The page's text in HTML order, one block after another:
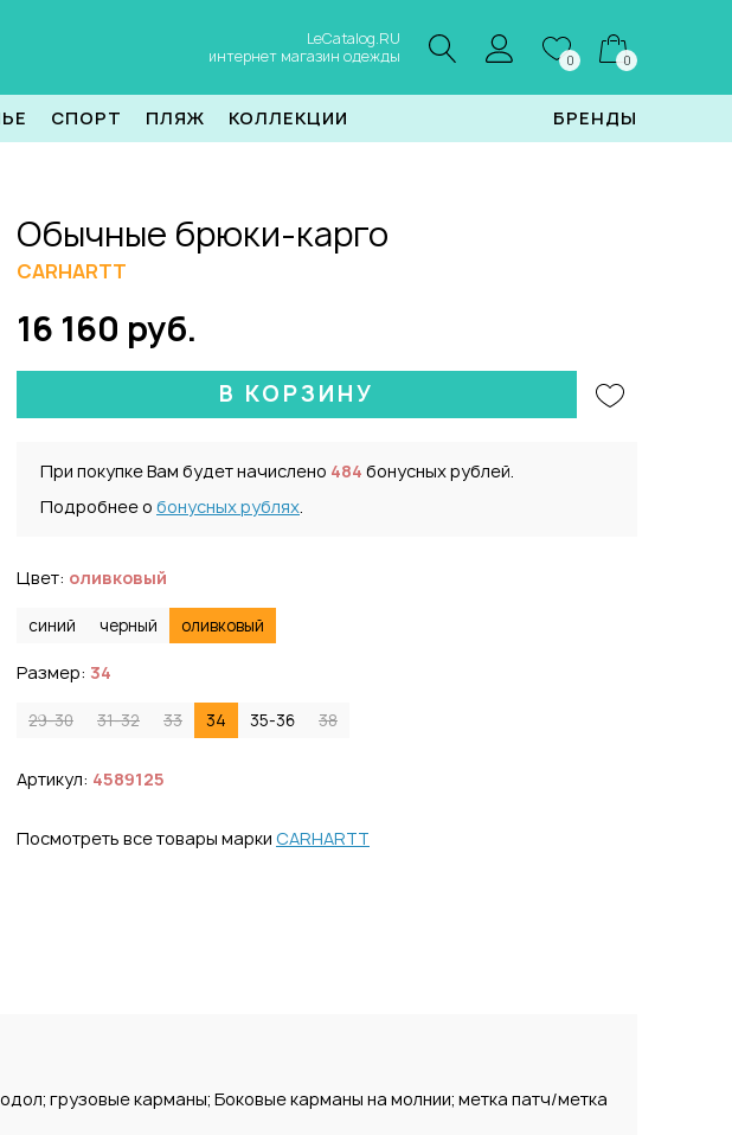
LeCatalog.RU
интернет магазин одежды
0 0
СПОРТ ПЛЯЖ КОЛЛЕКЦИИ БРЕНДЫ
Обычные брюки-карго
CARHARTT
16 160 руб.
В КОРЗИНУ
При покупке Вам будет начислено 484 бонусных рублей.
Подробнее о бонусных рублях.
Цвет: оливковый
синий черный оливковый
Размер: 34
29-30 31-32 33 34 35-36 38
Артикул: 4589125
Посмотреть все товары марки CARHARTT
грузовые карманы; Боковые карманы на молнии; метка патч/метка